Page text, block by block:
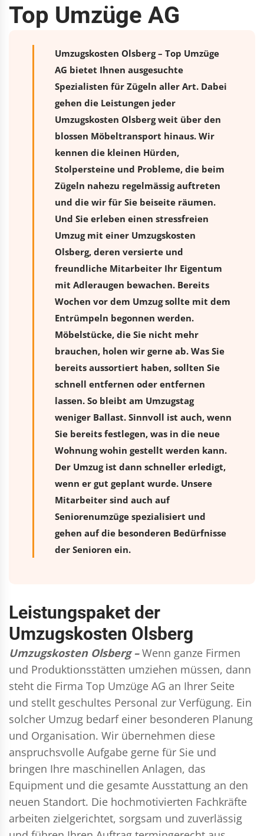
Top Umzüge AG
Umzugskosten Olsberg – Top Umzüge
AG bietet Ihnen ausgesuchte
Spezialisten für Zügeln aller Art. Dabei
gehen die Leistungen jeder
Umzugskosten Olsberg weit über den
blossen Möbeltransport hinaus. Wir
kennen die kleinen Hürden,
Stolpersteine und Probleme, die beim
Zügeln nahezu regelmässig auftreten
und die wir für Sie beiseite räumen.
Und Sie erleben einen stressfreien
Umzugmit einer Umzugskosten
Olsberg, deren versierte und
freundliche Mitarbeiter Ihr Eigentum
mit Adleraugen bewachen. Bereits
Wochen vor dem Umzug sollte mit dem
Entrümpeln begonnen werden.
Möbelstücke, die Sie nicht mehr
brauchen, holen wir gerne ab. Was Sie
bereits aussortiert haben, sollten Sie
schnell entfernen oder entfernen
lassen. So bleibt am Umzugstag
weniger Ballast. Sinnvoll ist auch, wenn
Sie bereits festlegen, was in die neue
Wohnung wohin gestellt werden kann.
Der Umzug ist dann schneller erledigt,
wenn er gut geplant wurde. Unsere
Mitarbeiter sind auch auf
Seniorenumzüge spezialisiert und
gehen auf die besonderen Bedürfnisse
der Senioren ein.
Leistungspaket der
Umzugskosten Olsberg
Umzugskosten Olsberg – Wenn ganze Firmen
und Produktionsstätten umziehen müssen, dann
steht die Firma Top Umzüge AG an Ihrer Seite
und stellt geschultes Personal zur Verfügung. Ein
solcher Umzug bedarf einer besonderen Planung
und Organisation. Wir übernehmen diese
anspruchsvolle Aufgabe gerne für Sie und
bringen Ihre maschinellen Anlagen, das
Equipment und die gesamte Ausstattung an den
neuen Standort. Die hochmotivierten Fachkräfte
arbeiten zielgerichtet, sorgsam und zuverlässig